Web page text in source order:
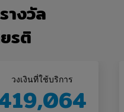
างวัล
รติ
วงเงินที่ใช้บริการ